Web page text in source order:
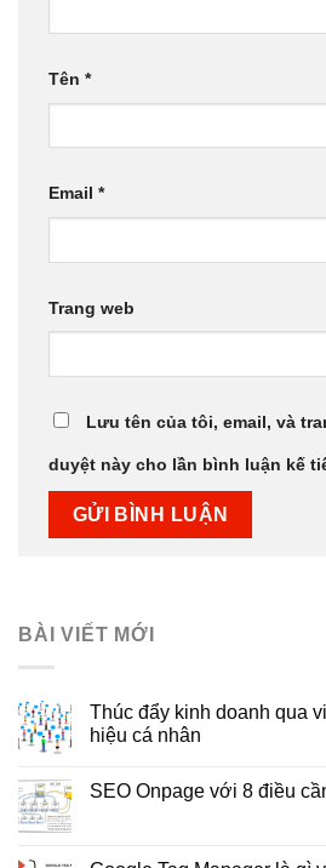
Tên *
Email *
Trang web
Lưu tên của tôi, email, và
duyệt này cho lần bình luận kế
BÀI VIẾT MỚI
Thúc đẩy kinh doanh qua
hiệu cá nhân
SEO Onpage với 8 điều